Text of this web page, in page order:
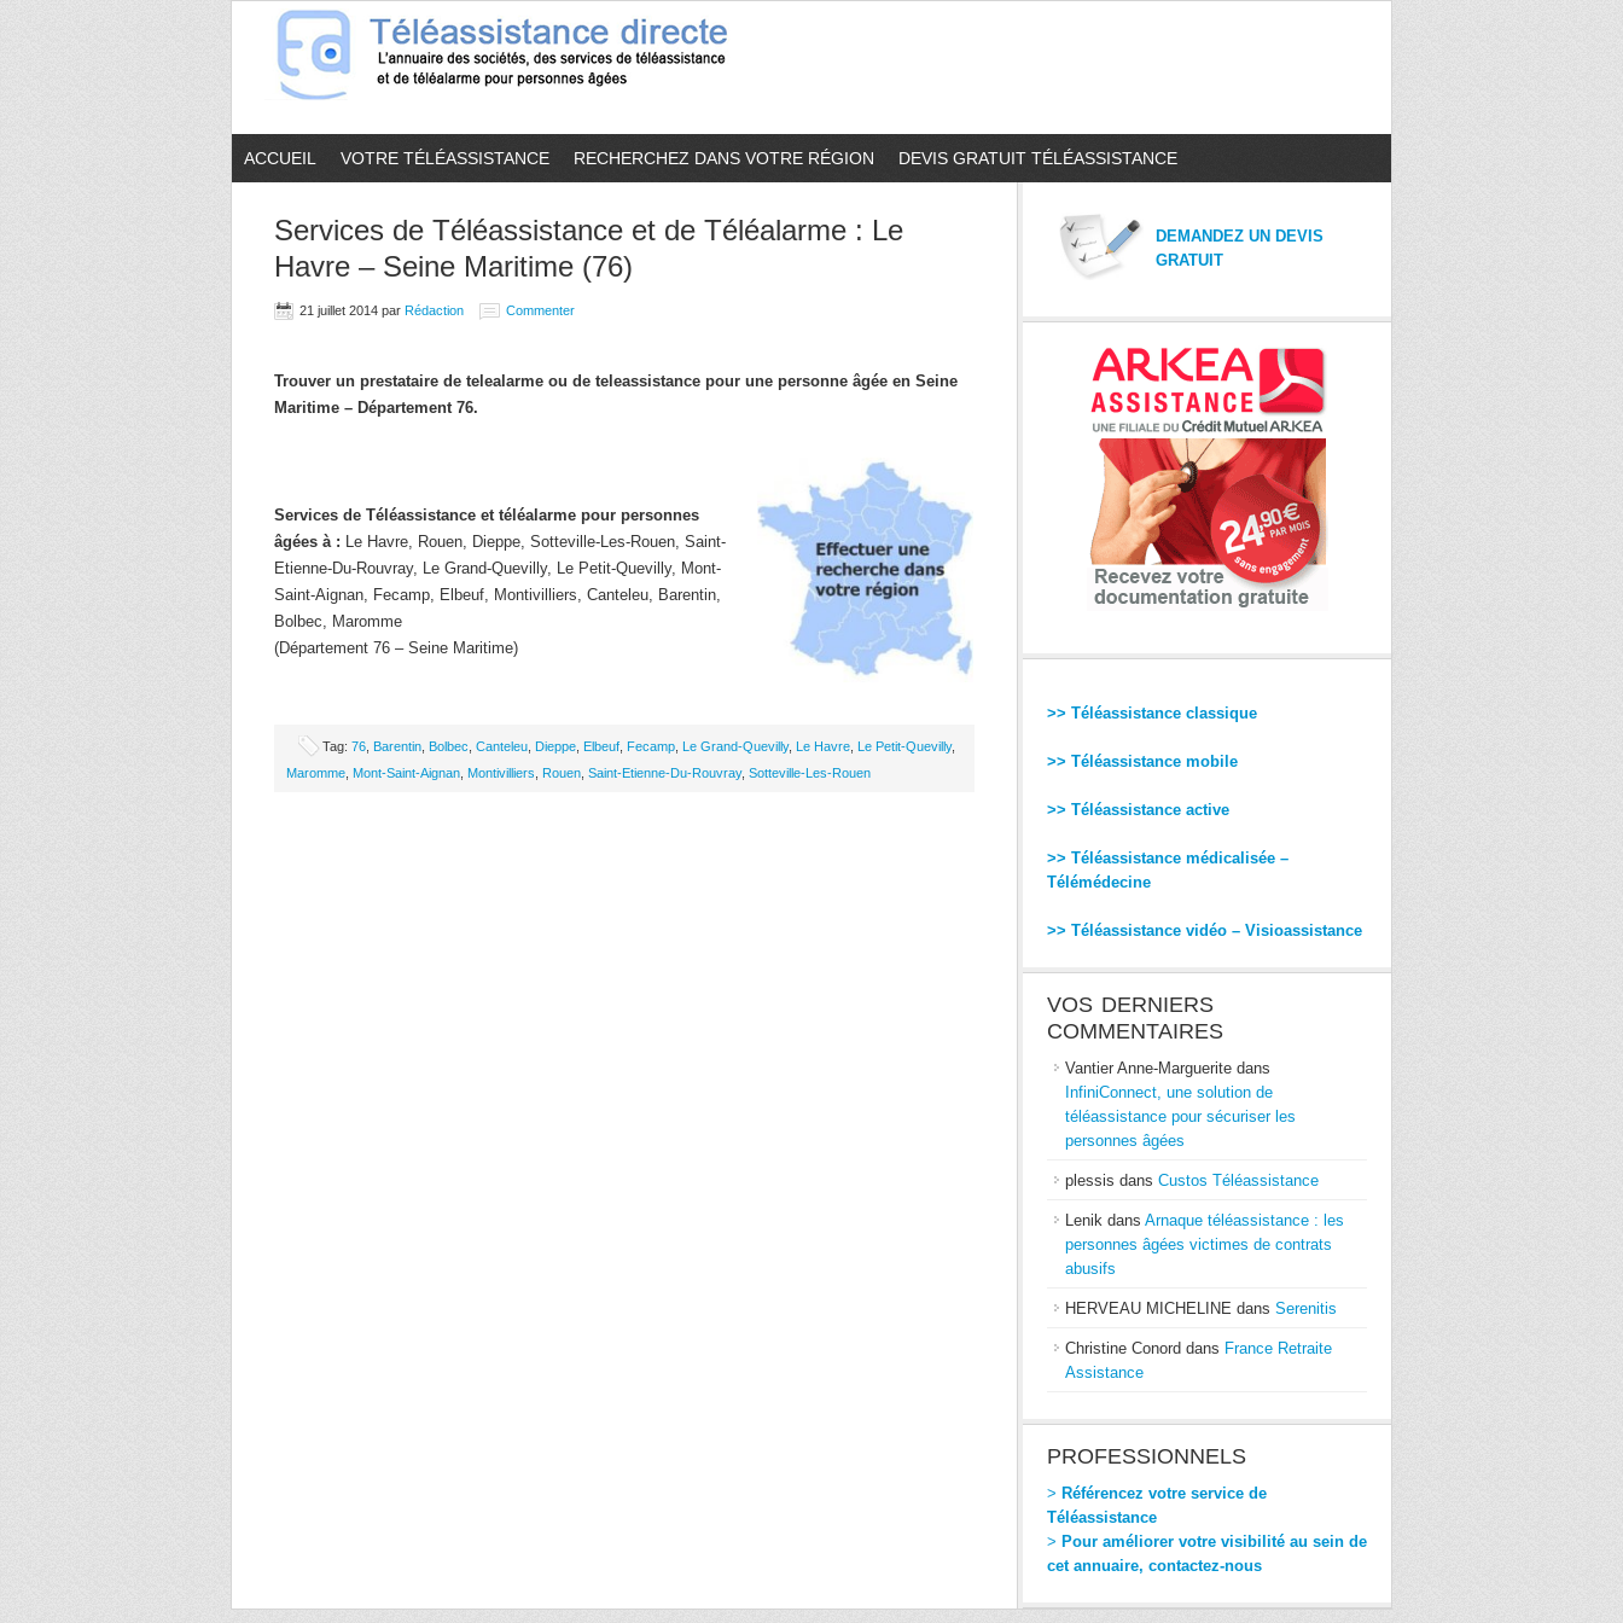
ACCUEIL VOTRE TÉLÉASSISTANCE RECHERCHEZ DANS VOTRE RÉGION DEVIS GRATUIT TÉLÉASSISTANCE
Services de Téléassistance et de Téléalarme : Le
Havre – Seine Maritime (76)
21 juillet 2014 par Rédaction Commenter
Trouver un prestataire de telealarme ou de teleassistance pour une personne âgée en Seine
Maritime – Département 76.
Services de Téléassistance et téléalarme pour personnes
âgées à : Le Havre, Rouen, Dieppe, Sotteville-Les-Rouen, Saint-
Etienne-Du-Rouvray, Le Grand-Quevilly, Le Petit-Quevilly, Mont-
Saint-Aignan, Fecamp, Elbeuf, Montivilliers, Canteleu, Barentin,
Bolbec, Maromme
(Département 76 – Seine Maritime)
Tag: 76 Barentin Bolbec Canteleu Dieppe Elbeuf Fecamp Le Grand-Quevilly, Le Havre Le Petit-Quevilly,
Maromme Mont-Saint-Aignan Montivilliers Rouen Saint-Etienne-Du-Rouvray, Sotteville-Les-Rouen
DEMANDEZ UN DEVIS
GRATUIT
>> Téléassistance classique
>> Téléassistance mobile
>> Téléassistance active
>> Téléassistance médicalisée –
Télémédecine
>> Téléassistance vidéo – Visioassistance
VOS DERNIERS
COMMENTAIRES
Vantier Anne-Marguerite dans
InfiniConnect, une solution de
téléassistance pour sécuriser les
personnes âgées
plessis dans Custos Téléassistance
Lenik dans Arnaque téléassistance : les
personnes âgées victimes de contrats
abusifs
HERVEAU MICHELINE dans Serenitis
Christine Conord dans France Retraite
Assistance
PROFESSIONNELS
> Référencez votre service de
Téléassistance
> Pour améliorer votre visibilité au sein de
cet annuaire, contactez-nous